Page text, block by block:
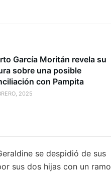
García Moritán revela su
sobre una posible
con Pampita
2025
se despidió de sus
sus dos hijas con un ramo